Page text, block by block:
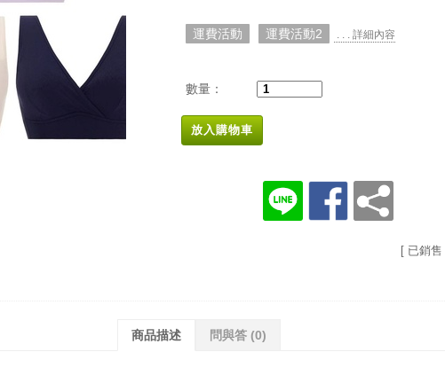
運費活動 運費活動2 . . . 詳細內容
數量：
放入購物車
[ 已銷售
商品描述 問與答 (0)